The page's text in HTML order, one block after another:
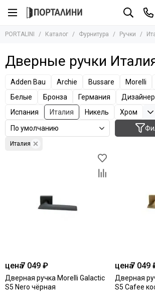
Фурнитура
Защёлки
Завёртки
Цилиндры
Накладки
Ригели
Стопоры
PORTALINI Каталог Фурнитура Ручки
Дверные ручки
Adden Bau Archie Bussare Morelli
Белые
Бронза Германия
Испания
Италия Никель
Хром
Италия
цена7 049 ₽
Дверная ручка Morelli Galactic
S5 Nero чёрная
цена7 049
Дверная
S5 Cafee